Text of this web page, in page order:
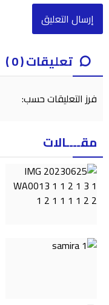
تعليقات ( 0 )
فرز التعليقات حسب:
مقــــالات